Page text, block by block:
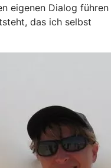
eigenen Dialog führen
das ich selbst